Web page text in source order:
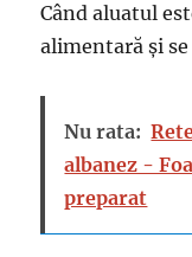
Când aluatul
alimentară și
Nu rata:
albanez -
preparat